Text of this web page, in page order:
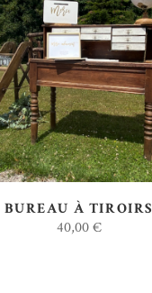
AJOUTER AU DEVIS
BUREAU À TIROIRS
40,00€